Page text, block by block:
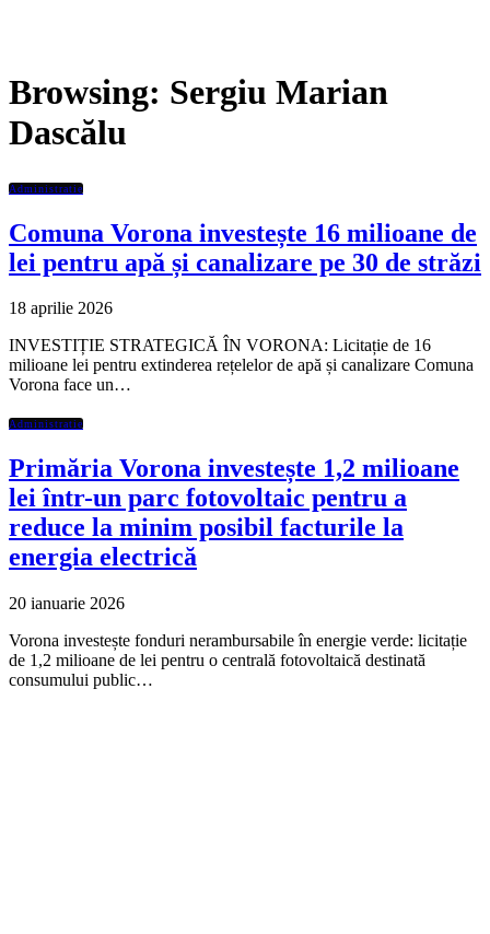
Browsing: Sergiu Marian
Dascălu
Administratie
Comuna Vorona investește 16 milioane de
lei pentru apă și canalizare pe 30 de străzi
18 aprilie 2026
INVESTIȚIE STRATEGICĂ ÎN VORONA: Licitație de 16
milioane lei pentru extinderea rețelelor de apă și canalizare Comuna
Vorona face un…
Administratie
Primăria Vorona investește 1,2 milioane
lei într-un parc fotovoltaic pentru a
reduce la minim posibil facturile la
energia electrică
20 ianuarie 2026
Vorona investește fonduri nerambursabile în energie verde: licitație
de 1,2 milioane de lei pentru o centrală fotovoltaică destinată
consumului public…